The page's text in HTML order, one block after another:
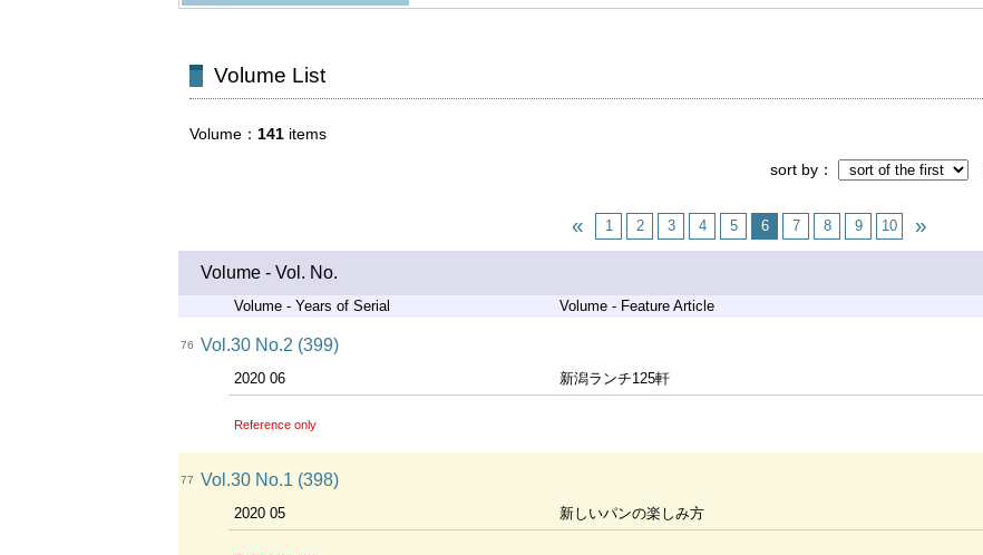
Volume List
Volume 141 items
sort by
1 2 3 4 5 6 7 8 9 10
Volume - Vol. No.
Volume - Years of Serial Volume - Feature Article
76 Vol.30 No.2 (399)
2020 06 新潟ランチ125軒
Reference only
77 Vol.30 No.1 (398)
2020 05 新しいパンの楽しみ方